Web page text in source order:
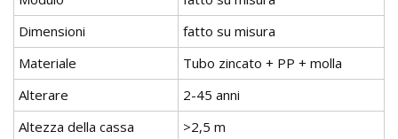
Dimensioni
fatto su misura
Materiale
Tubo zincato + PP + molla
Alterare
2-45 anni
Altezza della cassa
>2,5 m